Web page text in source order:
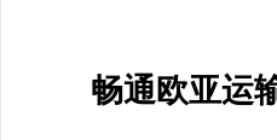
畅通欧亚运